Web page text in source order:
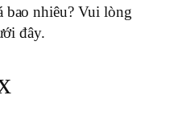
bao nhiêu? Vui lòng
đây.